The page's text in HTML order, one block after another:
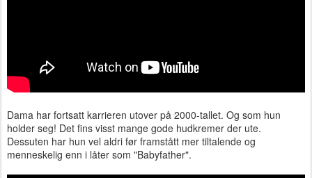
Dama har fortsatt karrieren utover på 2000-tallet. Og som hun
holder seg! Det fins visst mange gode hudkremer der ute.
Dessuten har hun vel aldri før framstått mer tiltalende og
menneskelig enn i låter som "Babyfather".